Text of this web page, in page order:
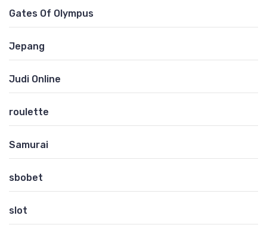
Gates Of Olympus
Jepang
Judi Online
roulette
Samurai
sbobet
slot